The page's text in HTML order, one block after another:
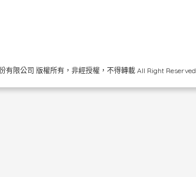
有限公司 版權所有，非經授權，不得轉載 All Right Reserved.